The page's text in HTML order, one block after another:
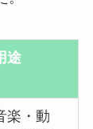
途
楽・動